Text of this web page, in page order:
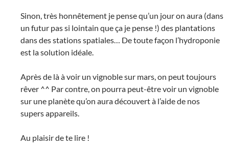
Sinon, très honnêtement je pense qu’un jour on aura (dans
un futur pas si lointain que ça je pense !) des plantations
dans des stations spatiales… De toute façon l’hydroponie
est la solution idéale.
Après de là à voir un vignoble sur mars, on peut toujours
rêver ^^ Par contre, on pourra peut-être voir un vignoble
sur une planète qu’on aura découvert à l’aide de nos
supers appareils.
Au plaisir de te lire !